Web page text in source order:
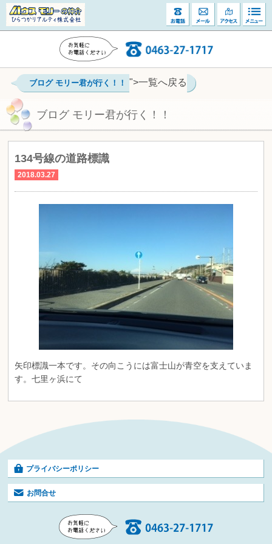
ブログ モリー君が行く！！ ">一覧へ戻る
ブログ モリー君が行く！！
134号線の道路標識
2018.03.27
矢印標識一本です。その向こうには富士山が青空を支えていま
す。七里ヶ浜にて
プライバシーポリシー
お問合せ